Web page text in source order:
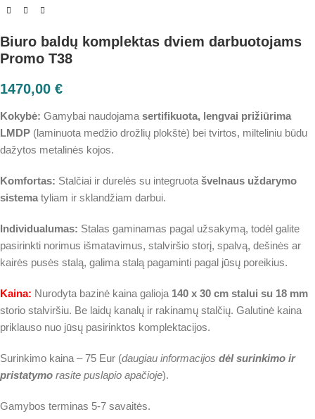
Biuro baldų komplektas dviem darbuotojams
Promo T38
1470,00 €
Kokybė: Gamybai naudojama sertifikuota, lengvai prižiūrima
LMDP (laminuota medžio drožlių plokštė) bei tvirtos, milteliniu būdu
dažytos metalinės kojos.
Komfortas: Stalčiai ir durelės su integruota švelnaus uždarymo
sistema tyliam ir sklandžiam darbui.
Individualumas: Stalas gaminamas pagal užsakymą, todėl galite
pasirinkti norimus išmatavimus, stalviršio storį, spalvą, dešinės ar
kairės pusės stalą, galima stalą pagaminti pagal jūsų poreikius.
Kaina: Nurodyta bazinė kaina galioja 140 x 30 cm stalui su 18 mm
storio stalviršiu. Be laidų kanalų ir rakinamų stalčių. Galutinė kaina
priklauso nuo jūsų pasirinktos komplektacijos.
Surinkimo kaina – 75 Eur (daugiau informacijos dėl surinkimo ir
pristatymo rasite puslapio apačioje).
Gamybos terminas 5-7 savaitės.